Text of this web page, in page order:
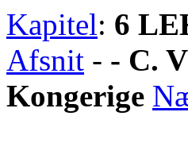
Kapitel: 6
Afsnit - - C.
Kongerige